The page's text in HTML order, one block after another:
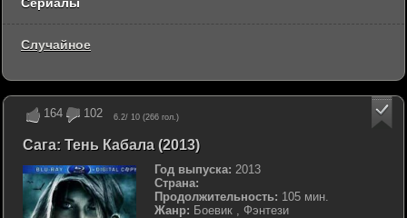
164 102 6.2/ 10 (266 гол.)
Сага: Тень Кабала (2013)
Год выпуска: 2013
Страна:
Продолжительность: 105 мин.
Жанр: Боевик , Фэнтези
Случайное